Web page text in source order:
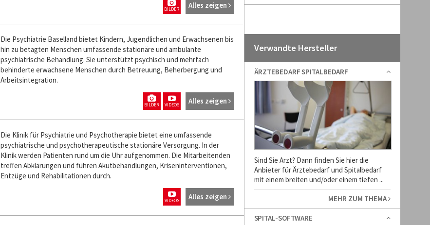
Alles zeigen
BILDER
Die Psychiatrie Baselland bietet Kindern, Jugendlichen und Erwachsenen bis
hin zu betagten Menschen umfassende stationäre und ambulante
psychiatrische Behandlung. Sie unterstützt psychisch und mehrfach
behinderte erwachsene Menschen durch Betreuung, Beherbergung und
Arbeitsintegration.
Alles zeigen
VIDEOS
BILDER
Die Klinik für Psychiatrie und Psychotherapie bietet eine umfassende
psychiatrische und psychotherapeutische stationäre Versorgung. In der
Klinik werden Patienten rund um die Uhr aufgenommen. Die Mitarbeitenden
treffen Abklärungen und führen Akutbehandlungen, Kriseninterventionen,
Entzüge und Rehabilitationen durch.
Alles zeigen
VIDEOS
Verwandte Hersteller
ÄRZTEBEDARF SPITALBEDARF
Sind Sie Arzt? Dann finden Sie hier die
Anbieter für Ärztebedarf und Spitalbedarf
mit einem breiten und/oder einem tiefen ...
MEHR ZUM THEMA
SPITAL-SOFTWARE